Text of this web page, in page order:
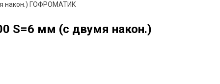
након.) ГОФРОМАТИК
S=6 мм (с двумя након.)